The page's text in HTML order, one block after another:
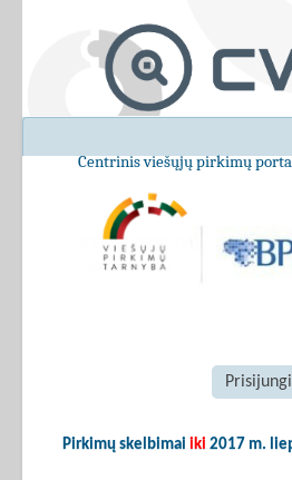
Centrinis viešųjų pirkimų
Pirkimų skelbimai iki 2017 m.